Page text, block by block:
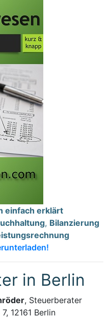
einfach erklärt
, Bilanzierung
in Berlin
, Steuerberater
12161 Berlin